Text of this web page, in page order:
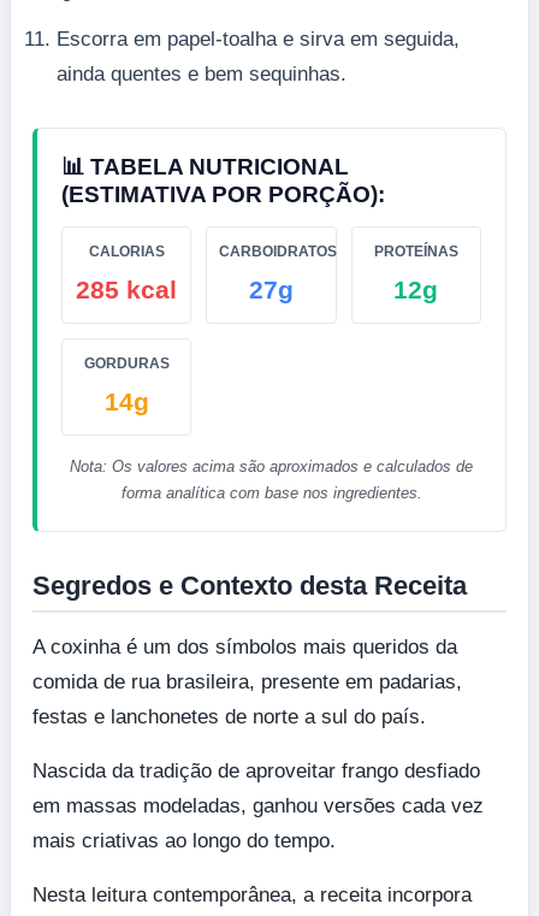
Escorra em papel-toalha e sirva em seguida,
ainda quentes e bem sequinhas.
📊 TABELA NUTRICIONAL
(ESTIMATIVA POR PORÇÃO):
CALORIAS
285 kcal
CARBOIDRATOS
27g
PROTEÍNAS
12g
GORDURAS
14g
Nota: Os valores acima são aproximados e calculados de
forma analítica com base nos ingredientes.
Segredos e Contexto desta Receita
A coxinha é um dos símbolos mais queridos da
comida de rua brasileira, presente em padarias,
festas e lanchonetes de norte a sul do país.
Nascida da tradição de aproveitar frango desfiado
em massas modeladas, ganhou versões cada vez
mais criativas ao longo do tempo.
Nesta leitura contemporânea, a receita incorpora